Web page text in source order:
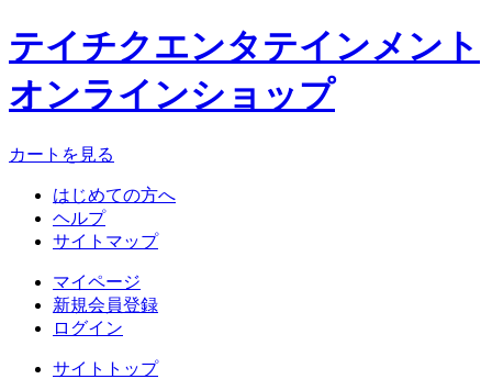
テイチクエンタテインメント
オンラインショップ
カートを見る
はじめての方へ
ヘルプ
サイトマップ
マイページ
新規会員登録
ログイン
サイトトップ